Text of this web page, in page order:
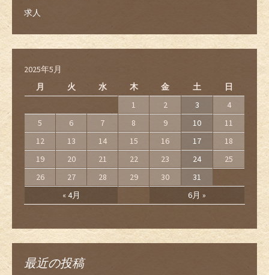
求人
2025年5月
月
火 水 木 金 土 日
« 4月 6月 »
1 2 3
4
5
6 7 8 9 10
11
12
13 14 15 16 17
18
19
20 21 22 23 24
25
26
27 28 29 30 31
最近の投稿